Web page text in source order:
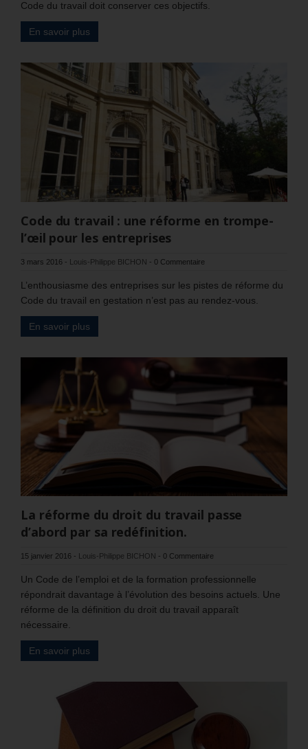
Code du travail doit conserver ces objectifs.
En savoir plus
Code du travail : une réforme en trompe-
l’œil pour les entreprises
3 mars 2016 - Louis-Philippe BICHON - 0 Commentaire
L’enthousiasme des entreprises sur les pistes de réforme du
Code du travail en gestation n’est pas au rendez-vous.
En savoir plus
La réforme du droit du travail passe
d’abord par sa redéfinition.
15 janvier 2016 - Louis-Philippe BICHON - 0 Commentaire
Un Code de l’emploi et de la formation professionnelle
répondrait davantage à l’évolution des besoins actuels. Une
réforme de la définition du droit du travail apparaît
nécessaire.
En savoir plus